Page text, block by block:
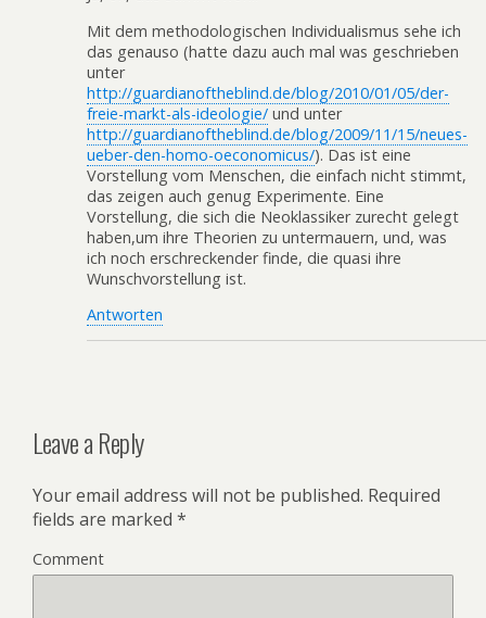
Mit dem methodologischen Individualismus sehe ich
das genauso (hatte dazu auch mal was geschrieben
unter
http://guardianoftheblind.de/blog/2010/01/05/der-
freie-markt-als-ideologie/ und unter
http://guardianoftheblind.de/blog/2009/11/15/neues-
ueber-den-homo-oeconomicus/). Das ist eine
Vorstellung vom Menschen, die einfach nicht stimmt,
das zeigen auch genug Experimente. Eine
Vorstellung, die sich die Neoklassiker zurecht gelegt
haben,um ihre Theorien zu untermauern, und, was
ich noch erschreckender finde, die quasi ihre
Wunschvorstellung ist.
Antworten
Leave a Reply
Your email address will not be published. Required
fields are marked *
Comment